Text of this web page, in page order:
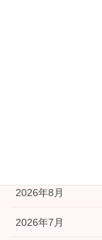
2026年8月
2026年7月